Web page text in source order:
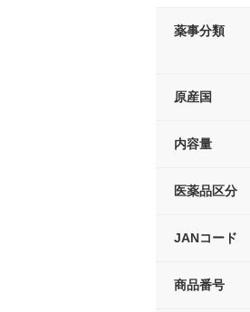
薬事分類
原産国
内容量
医薬品区分
JANコード
商品番号